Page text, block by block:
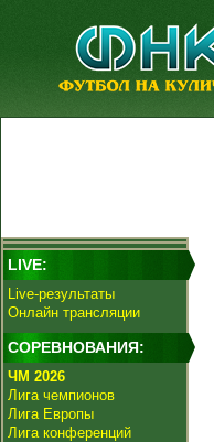
LIVE:
Live-результаты
Онлайн трансляции
СОРЕВНОВАНИЯ:
ЧМ 2026
Лига чемпионов
Лига Европы
Лига конференций